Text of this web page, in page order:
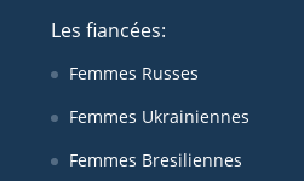
Les fiancées:
Femmes Russes
Femmes Ukrainiennes
Femmes Bresiliennes